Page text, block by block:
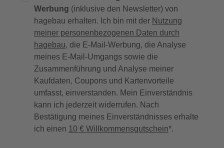
Werbung (inklusive den Newsletter) von
hagebau erhalten. Ich bin mit der Nutzung
meiner personenbezogenen Daten durch
hagebau, die E-Mail-Werbung, die Analyse
meines E-Mail-Umgangs sowie die
Zusammenführung und Analyse meiner
Kaufdaten, Coupons und Kartenvorteile
umfasst, einverstanden. Mein Einverständnis
kann ich jederzeit widerrufen. Nach
Bestätigung meines Einverständnisses erhalte
ich einen 10 € Willkommensgutschein*.